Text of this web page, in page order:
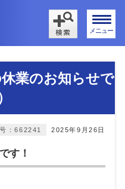
メニュー
業のお知らせで
2025年9月26日
：662241
す！